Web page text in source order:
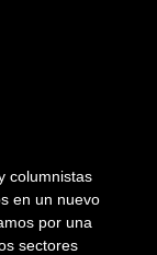
columnistas
en un nuevo
por una
sectores